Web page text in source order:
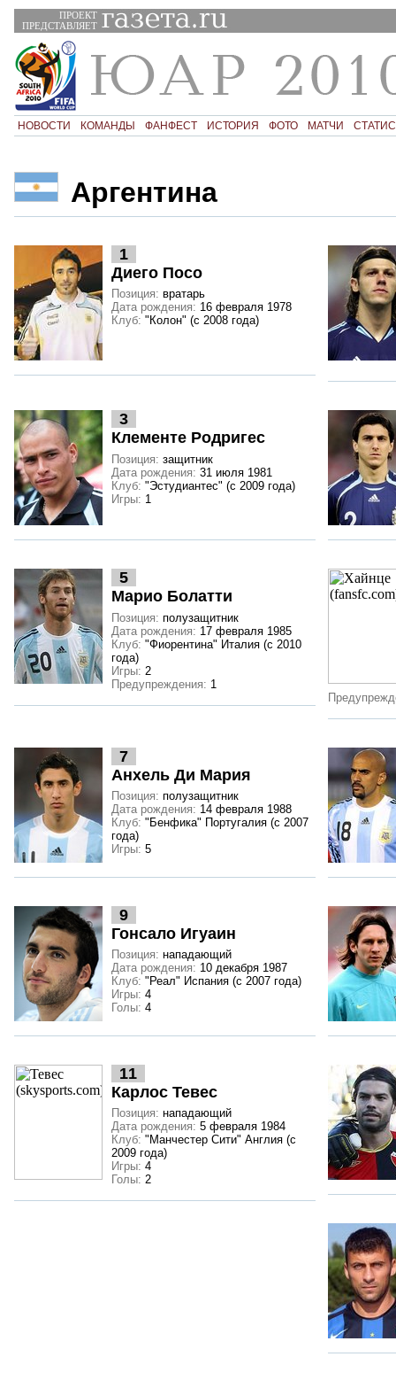
ПРОЕКТ
ПРЕДСТАВЛЯЕТ
НОВОСТИ КОМАНДЫ ФАНФЕСТ ИСТОРИЯ ФОТО МАТЧИ
Аргентина
1
Диего Посо
Позиция: вратарь
Дата рождения: 16 февраля 1978
Клуб: "Колон" (с 2008 года)
3
Клементе Родригес
Позиция: защитник
Дата рождения: 31 июля 1981
Клуб: "Эстудиантес" (с 2009 года)
Игры: 1
5
Марио Болатти
Позиция: полузащитник
Дата рождения: 17 февраля 1985
Клуб: "Фиорентина" Италия (с 2010
года)
Игры: 2
Предупреждения: 1
7
Анхель Ди Мария
Позиция: полузащитник
Дата рождения: 14 февраля 1988
Клуб: "Бенфика" Португалия (с 2007
года)
Игры: 5
9
Гонсало Игуаин
Позиция: нападающий
Дата рождения: 10 декабря 1987
Клуб: "Реал" Испания (с 2007 года)
Игры: 4
Голы: 4
11
Карлос Тевес
Позиция: нападающий
Дата рождения: 5 февраля 1984
Клуб: "Манчестер Сити" Англия (с
2009 года)
Игры: 4
Голы: 2